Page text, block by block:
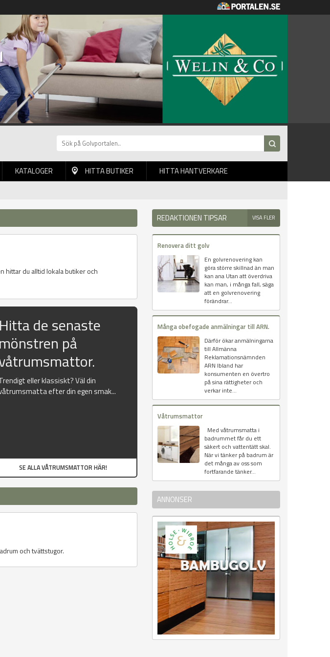
KATALOGER HITTA BUTIKER HITTA HANTVERKARE
hittar du alltid lokala butiker och
Hitta de senaste
mönstren på
eller klassiskt? Väl din
efter din egen smak...
SE ALLA VÅTRUMSMATTOR HÄR!
och tvättstugor.
REDAKTIONEN TIPSAR VISA FLER
Renovera ditt golv
En golvrenovering kan
göra större skillnad än man
kan ana Utan att överdriva
kan man, i många fall, säga
att en golvrenovering
förändrar...
Många obefogade anmälningar till ARN.
Därför ökar anmälningarna
till Allmänna
Reklamationsnämnden
ARN Ibland har
konsumenten en övertro
på sina rättigheter och
verkar inte...
Våtrumsmattor
Med våtrumsmatta i
badrummet får du ett
säkert och vattentätt skal.
När vi tänker på badrum är
det många av oss som
fortfarande tänker...
ANNONSER